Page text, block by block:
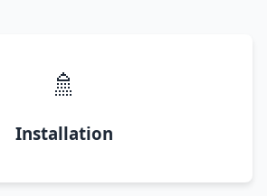
🚿
Installation